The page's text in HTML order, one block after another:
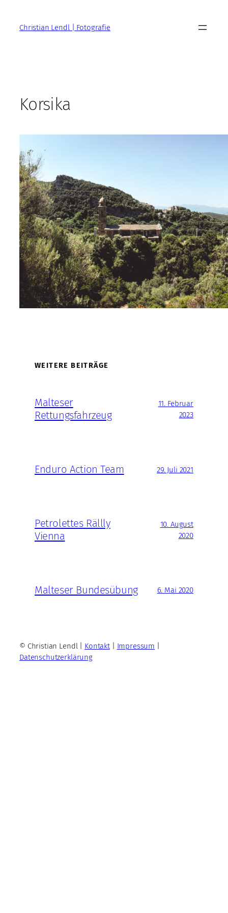
springenChristian Lendl | Fotografie
Korsika
WEITERE BEITRÄGE
Malteser
Rettungsfahrzeug
11. Februar
2023
Enduro Action Team 29. Juli 2021
Petrolettes Rällly
Vienna
10. August
2020
Malteser Bundesübung 6. Mai 2020
© Christian Lendl | Kontakt| Impressum
Datenschutzerklärung